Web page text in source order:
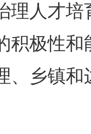
理人才
积极性
、乡镇